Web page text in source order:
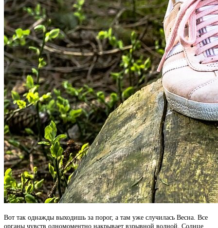
Вот так однажды выходишь за порог, а там уже случилась Весна. Все
органы чувств одномоментно накрывает взрывной волной. Солнце